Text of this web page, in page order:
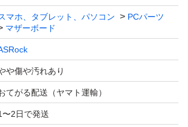
スロット
ポート
であり
ェックを行います。
汚れがあります。
マホ、タブレット、パソコン
PCパーツ
マザーボード
や傷や汚れあり
てがる配送（ヤマト運輸）
〜2日で発送